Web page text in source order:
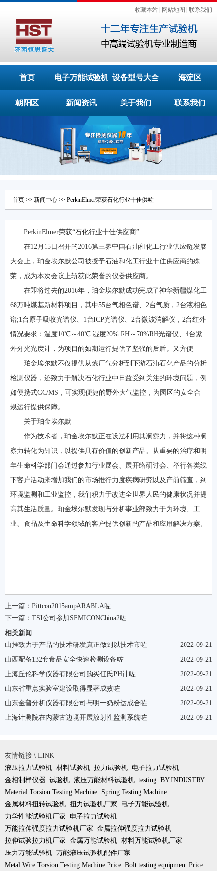
收藏本站 网站地图 联系我们
首页 电子万能试验机 设备型号大全 海淀区
朝阳区 新闻资讯 关于我们 联系我们
首页 >> 新闻中心 >> PerkinElmer荣获石化行业十佳供咗
PerkinElmer荣获“石化行业十佳供应商”
在12月15日召开的2016第三界中国石油和化工行业供应链发展
大会上，珀金埃尔默公司被授予石油和化工行业十佳供应商的殊
荣，成为本次会议上斩获此荣誉的仪器供应商。
在即将过去的2016年，珀金埃尔默成功完成了神华新疆煤化工
68万吨煤基新材料项目，其中55台气相色谱、2台气质，2台液相色
谱;1台原子吸收光谱仪、1台ICP光谱仪、2台微波消解仪，2台红外
情况要求：温度10℃～40℃ 湿度20% RH～70%RH光谱仪、4台紫
外分光光度计，为项目的如期运行提供了坚强的后盾。又方便
珀金埃尔默不仅提供从炼厂气分析到下游石油石化产品的分析
检测仪器，还致力于解决石化行业中日益受到关注的环境问题，例
如便携式GC/MS，可实现便捷的野外大气监控，为园区的安全合
规运行提供保障。
关于珀金埃尔默
作为技术者，珀金埃尔默正在设法利用其洞察力，并将这种洞
察力转化为知识，以提供具有价值的创新产品。从重要的治疗和明
年生命科学部门会通过参加行业展会、展开络研讨会、举行各类线
下客户活动来增加我们的市场推行力度疾病研究以及产前筛查，到
环境监测和工业监控，我们积力于改进全世界人民的健康状况并提
高其生活质量。珀金埃尔默发现与分析事业部致力于为环境、工
业、食品及生命科学领域的客户提供创新的产品和应用解决方案。
上一篇： Pittcon2015ampARABLA咗
下一篇： TSI公司参加SEMICONChina2咗
相关新闻
2022-09-21
山推致力于产品的技术研发真正做到以技术市咗
2022-09-21
山西配备132套食品安全快速检测设备咗
2022-09-21
上海丘伦科学仪器有限公司购买任氏PH计咗
2022-09-21
山东省重点实验室建设取得显著成效咗
2022-09-21
山东金普分析仪器有限公司与明一奶粉达成合咗
2022-09-21
上海计测院在内蒙古边境开展放射性监测系统咗
友情链接 \ LINK
液压拉力试验机 材料试验机 拉力试验机 电子拉力试验机
金相制样仪器 试验机 液压万能材料试验机 testing BY INDUSTRY
Material Torsion Testing Machine Spring Testing Machine
金属材料扭转试验机 扭力试验机厂家
电子万能试验机
力学性能试验机厂家
电子拉力试验机
万能拉伸强度拉力试验机厂家 金属拉伸强度拉力试验机
拉伸试验拉力机厂家 金属万能试验机 材料万能试验机厂家
压力万能试验机 万能液压试验机配件厂家
Metal Wire Torsion Testing Machine Price Bolt testing equipment Price